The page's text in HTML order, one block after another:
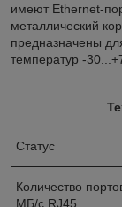
имеют Ethernet-
металлический
предназначены
температур -
Статус
Количество
МБ/с RJ45